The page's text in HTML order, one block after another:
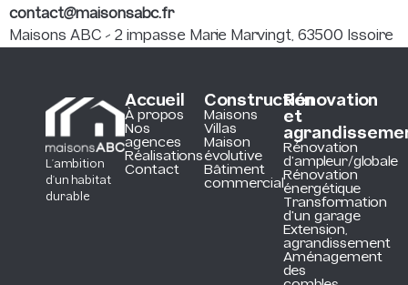
contact@maisonsabc.fr
Maisons ABC – 2 impasse Marie Marvingt, 63500 Issoire
L’ambition
d’un habitat
durable
Accueil
À propos
Nos
agences
Réalisations
Contact
Construction
Maisons
Villas
Maison
évolutive
Bâtiment
commercial
Rénovation
et
Rénovation
d'ampleur/globale
Rénovation
énergétique
Transformation
d'un garage
Extension,
agrandissement
Aménagement
des